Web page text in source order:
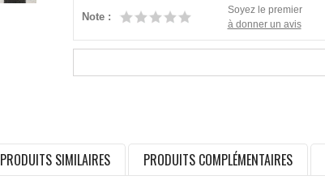
Note :
Soyez le premier
à donner un avis
PRODUITS SIMILAIRES PRODUITS COMPLÉMENTAIRES